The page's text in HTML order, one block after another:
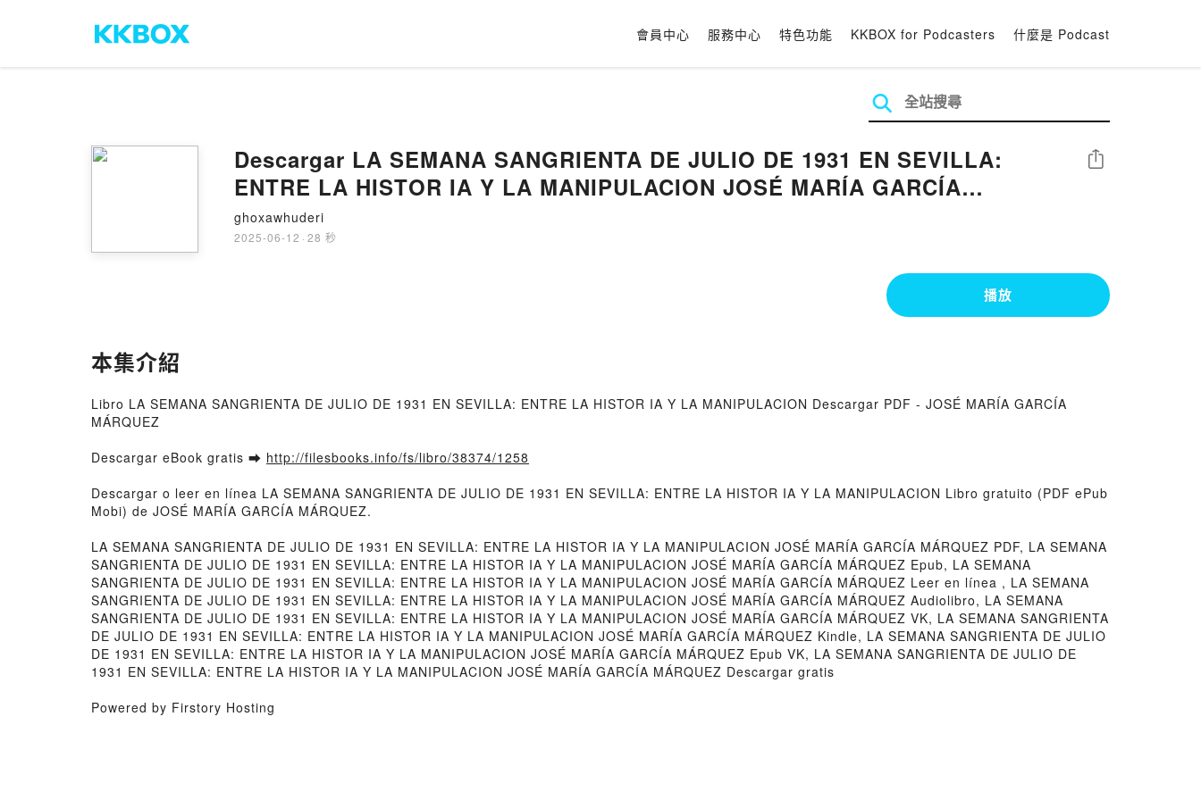
會員中心 服務中心 特色功能 KKBOX for Podcasters 什麼是 Podcast
Descargar LA SEMANA SANGRIENTA DE JULIO DE 1931 EN SEVILLA:
ENTRE LA HISTOR IA Y LA MANIPULACION JOSÉ MARÍA GARCÍA
MÁRQUEZ Gratis - EPUB, PDF y MOBI
ghoxawhuderi
2025-06-12 · 28 秒
分享
播放
本集介紹
Libro LA SEMANA SANGRIENTA DE JULIO DE 1931 EN SEVILLA: ENTRE LA HISTOR IA Y LA MANIPULACION Descargar PDF - JOSÉ MARÍA GARCÍA
MÁRQUEZ
Descargar eBook gratis ➡ http://filesbooks.info/fs/libro/38374/1258
Descargar o leer en línea LA SEMANA SANGRIENTA DE JULIO DE 1931 EN SEVILLA: ENTRE LA HISTOR IA Y LA MANIPULACION Libro gratuito (PDF ePub
Mobi) de JOSÉ MARÍA GARCÍA MÁRQUEZ.
LA SEMANA SANGRIENTA DE JULIO DE 1931 EN SEVILLA: ENTRE LA HISTOR IA Y LA MANIPULACION JOSÉ MARÍA GARCÍA MÁRQUEZ PDF, LA SEMANA
SANGRIENTA DE JULIO DE 1931 EN SEVILLA: ENTRE LA HISTOR IA Y LA MANIPULACION JOSÉ MARÍA GARCÍA MÁRQUEZ Epub, LA SEMANA
SANGRIENTA DE JULIO DE 1931 EN SEVILLA: ENTRE LA HISTOR IA Y LA MANIPULACION JOSÉ MARÍA GARCÍA MÁRQUEZ Leer en línea , LA SEMANA
SANGRIENTA DE JULIO DE 1931 EN SEVILLA: ENTRE LA HISTOR IA Y LA MANIPULACION JOSÉ MARÍA GARCÍA MÁRQUEZ Audiolibro, LA SEMANA
SANGRIENTA DE JULIO DE 1931 EN SEVILLA: ENTRE LA HISTOR IA Y LA MANIPULACION JOSÉ MARÍA GARCÍA MÁRQUEZ VK, LA SEMANA SANGRIENTA
DE JULIO DE 1931 EN SEVILLA: ENTRE LA HISTOR IA Y LA MANIPULACION JOSÉ MARÍA GARCÍA MÁRQUEZ Kindle, LA SEMANA SANGRIENTA DE JULIO
DE 1931 EN SEVILLA: ENTRE LA HISTOR IA Y LA MANIPULACION JOSÉ MARÍA GARCÍA MÁRQUEZ Epub VK, LA SEMANA SANGRIENTA DE JULIO DE
1931 EN SEVILLA: ENTRE LA HISTOR IA Y LA MANIPULACION JOSÉ MARÍA GARCÍA MÁRQUEZ Descargar gratis
Powered by Firstory Hosting